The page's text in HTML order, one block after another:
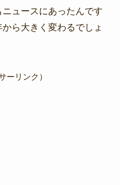
ュースにあったんです
ら大きく変わるでしょ
ーリンク）